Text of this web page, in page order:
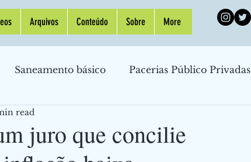
Arquivos Conteúdo Sobre More
Saneamento básico Pacerias Público Privadas
Política Monetária
juro que concilie
read